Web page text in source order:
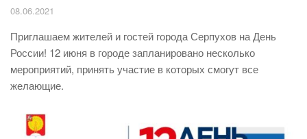
08.06.2021
Приглашаем жителей и гостей города Серпухов на День
России! 12 июня в городе запланировано несколько
мероприятий, принять участие в которых смогут все
желающие.